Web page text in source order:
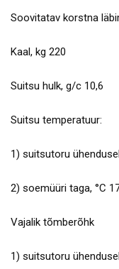
Soovitatav korstna
Kaal, kg 220
Suitsu hulk, g/c 10,6
Suitsu temperatuur:
1) suitsutoru
2) soemüüri taga, °C
Vajalik tõmberõhk
1) suitsutoru